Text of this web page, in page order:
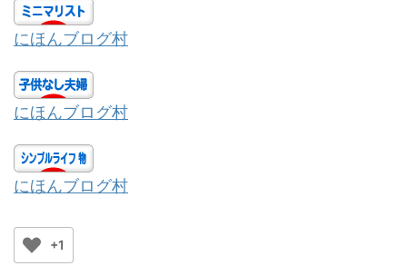
にほんブログ村
にほんブログ村
にほんブログ村
+1